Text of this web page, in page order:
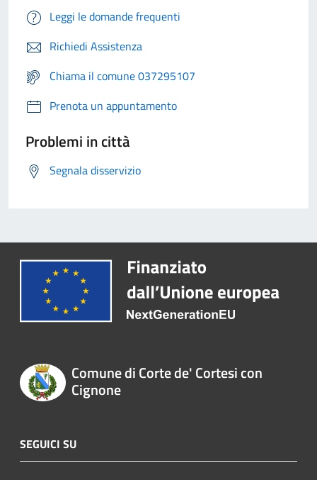
Leggi le domande frequenti
Richiedi Assistenza
Chiama il comune 037295107
Prenota un appuntamento
Problemi in città
Segnala disservizio
Comune di Corte de' Cortesi con
Cignone
SEGUICI SU